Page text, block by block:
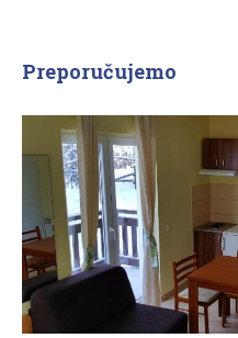
Preporučujemo